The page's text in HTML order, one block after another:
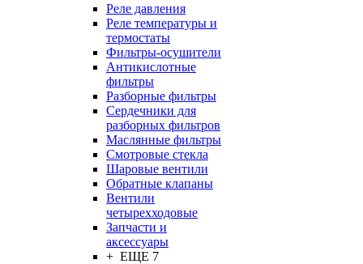
Реле давления
Реле температуры и
термостаты
Фильтры-осушители
Антикислотные
фильтры
Разборные фильтры
Сердечники для
разборных фильтров
Маслянные фильтры
Смотровые стекла
Шаровые вентили
Обратные клапаны
Вентили
четырехходовые
Запчасти и
аксессуары
+ ЕЩЕ 7